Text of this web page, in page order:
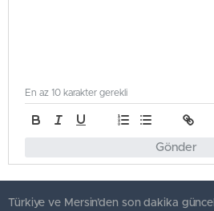
Gönder
En az 10 karakter gerekli
Türkiye ve Mersin’den son dakika